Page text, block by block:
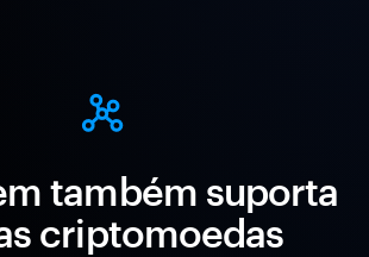
também suporta
criptomoedas